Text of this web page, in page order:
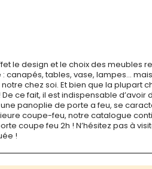
le design et le choix des meubles
tables, vase, lampes…
chez soi. Et bien que la plupart
ce fait, il est indispensable d’avoir
panoplie de porte a feu, se
coupe-feu, notre catalogue
coupe feu 2h ! N’hésitez pas à
!